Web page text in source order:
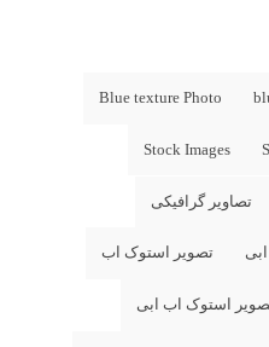
Blue texture Photo
Stock Images
تصاویر گرافیکی
تصویر استوک اب
استوک اب ابی